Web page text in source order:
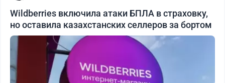
Wildberries включила атаки БПЛА в страховку,
но оставила казахстанских селлеров за бортом